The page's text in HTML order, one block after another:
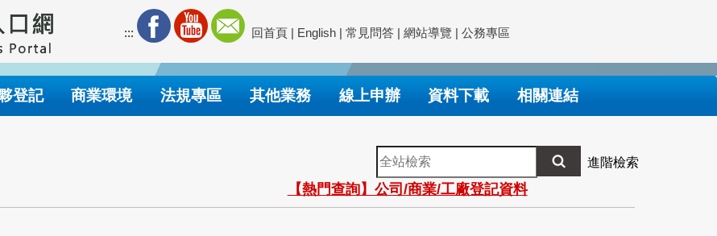
::: 回首頁 | English | 常見問答 | 網站導覽 | 公務專區
登記 商業環境 法規專區 其他業務 線上申辦 資料下載 相關連結
全
站
檢
索
進階檢索
【熱門查詢】公司/商業/工廠登記資料